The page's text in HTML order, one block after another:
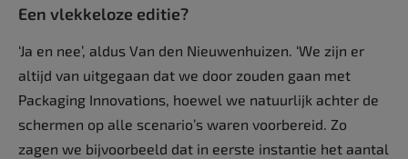
Een vlekkeloze editie?
‘Ja en nee’, aldus Van den Nieuwenhuizen. ‘We zijn er
altijd van uitgegaan dat we door zouden gaan met
Packaging Innovations, hoewel we natuurlijk achter de
schermen op alle scenario’s waren voorbereid. Zo
zagen we bijvoorbeeld dat in eerste instantie het aantal